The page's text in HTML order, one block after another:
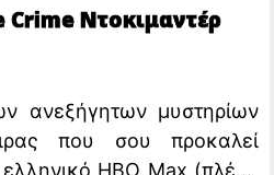
Ντοκιμαντέρ
ανεξήγητων μυστηρίων
που σου προκαλεί
HBO Max (πλέον